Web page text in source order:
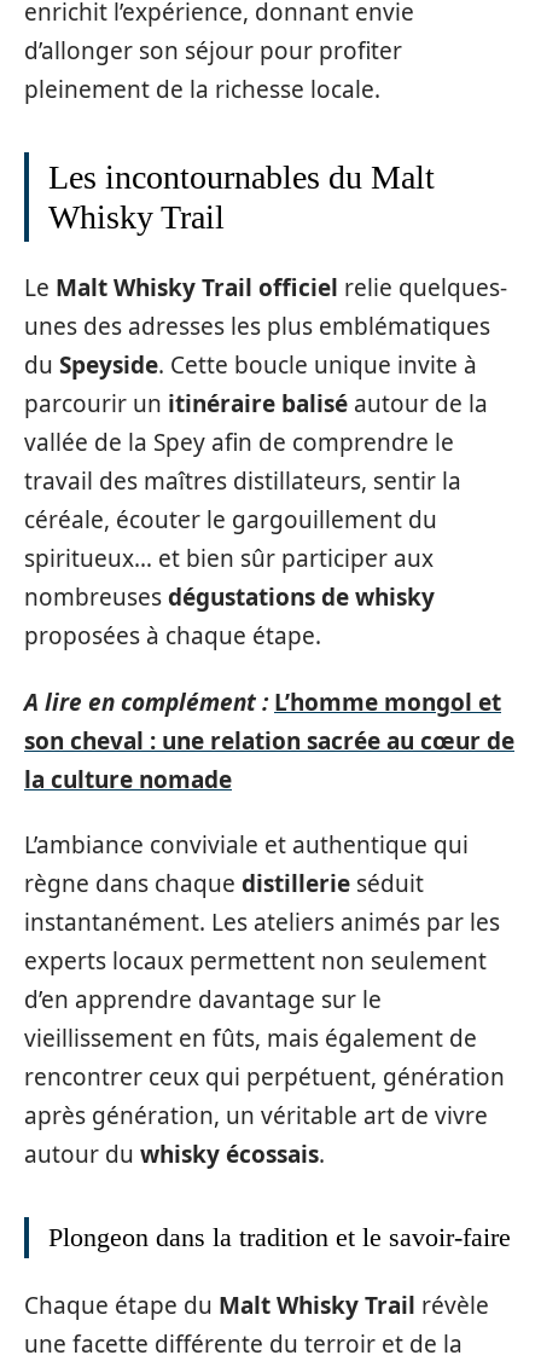
enrichit l’expérience, donnant envie
d’allonger son séjour pour profiter
pleinement de la richesse locale.
Les incontournables du Malt
Whisky Trail
Le Malt Whisky Trail officiel relie quelques-
unes des adresses les plus emblématiques
du Speyside. Cette boucle unique invite à
parcourir un itinéraire balisé autour de la
vallée de la Spey afin de comprendre le
travail des maîtres distillateurs, sentir la
céréale, écouter le gargouillement du
spiritueux… et bien sûr participer aux
nombreusesdégustations de whisky
proposées à chaque étape.
A lire en complément : L’homme mongol et
son cheval : une relation sacrée au cœur de
la culture nomade
L’ambiance conviviale et authentique qui
règne dans chaque distillerie séduit
instantanément. Les ateliers animés par les
experts locaux permettent non seulement
d’en apprendre davantage sur le
vieillissement en fûts, mais également de
rencontrer ceux qui perpétuent, génération
après génération, un véritable art de vivre
autour du whisky écossais.
Plongeon dans la tradition et le savoir-faire
Chaque étape du Malt Whisky Trail révèle
une facette différente du terroir et de la